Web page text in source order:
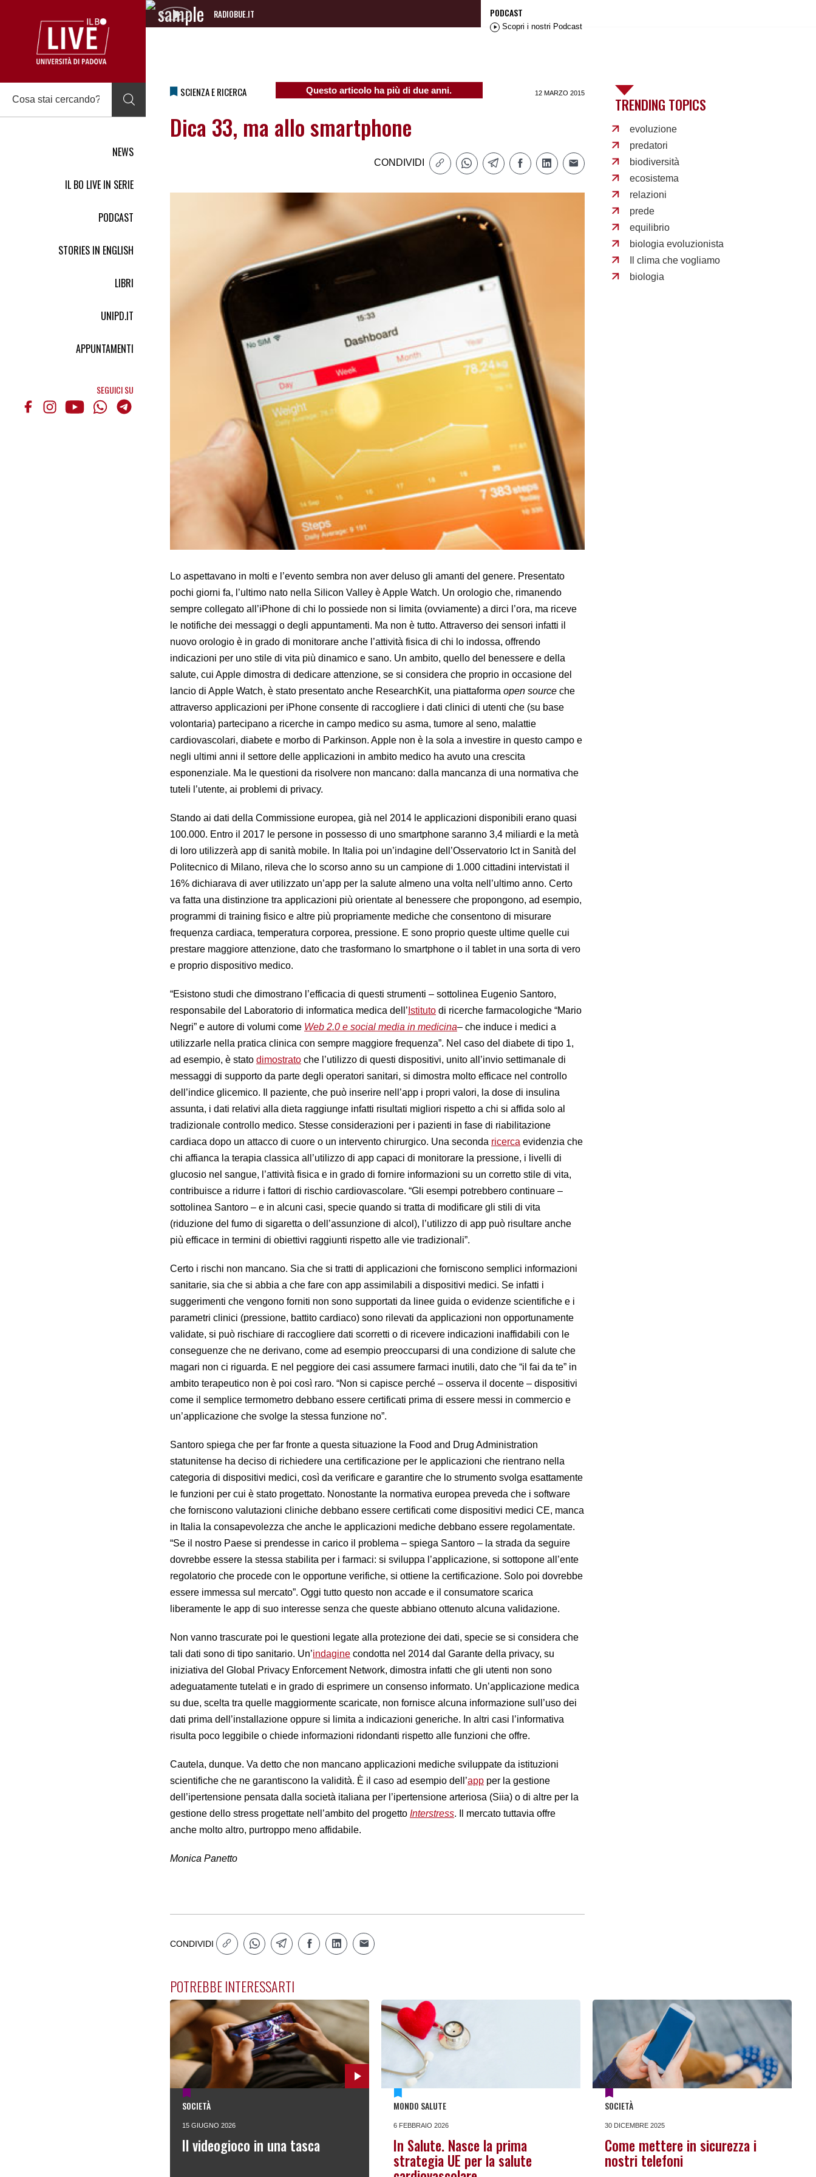
NEWS
IL BO LIVE IN SERIE
PODCAST
STORIES IN ENGLISH
LIBRI
UNIPD.IT
APPUNTAMENTI
SEGUICI SU
RADIOBUE.IT
Audio
PODCAST
Scopri i nostri Podcast
SCIENZA E RICERCA Questo articolo ha più di due anni. 12 MARZO 2015
Dica 33, ma allo smartphone
CONDIVIDI
Lo aspettavano in molti e l’evento sembra non aver deluso gli amanti del genere. Presentato
pochi giorni fa, l’ultimo nato nella Silicon Valley è Apple Watch. Un orologio che, rimanendo
sempre collegato all’iPhone di chi lo possiede non si limita (ovviamente) a dirci l’ora, ma riceve
le notifiche dei messaggi o degli appuntamenti. Ma non è tutto. Attraverso dei sensori infatti il
nuovo orologio è in grado di monitorare anche l’attività fisica di chi lo indossa, offrendo
indicazioni per uno stile di vita più dinamico e sano. Un ambito, quello del benessere e della
salute, cui Apple dimostra di dedicare attenzione, se si considera che proprio in occasione del
lancio di Apple Watch, è stato presentato anche ResearchKit, una piattaforma open source che
attraverso applicazioni per iPhone consente di raccogliere i dati clinici di utenti che (su base
volontaria) partecipano a ricerche in campo medico su asma, tumore al seno, malattie
cardiovascolari, diabete e morbo di Parkinson. Apple non è la sola a investire in questo campo e
negli ultimi anni il settore delle applicazioni in ambito medico ha avuto una crescita
esponenziale. Ma le questioni da risolvere non mancano: dalla mancanza di una normativa che
tuteli l’utente, ai problemi di privacy.
Stando ai dati della Commissione europea, già nel 2014 le applicazioni disponibili erano quasi
100.000. Entro il 2017 le persone in possesso di uno smartphone saranno 3,4 miliardi e la metà
di loro utilizzerà app di sanità mobile. In Italia poi un’indagine dell’Osservatorio Ict in Sanità del
Politecnico di Milano, rileva che lo scorso anno su un campione di 1.000 cittadini intervistati il
16% dichiarava di aver utilizzato un’app per la salute almeno una volta nell’ultimo anno. Certo
va fatta una distinzione tra applicazioni più orientate al benessere che propongono, ad esempio,
programmi di training fisico e altre più propriamente mediche che consentono di misurare
frequenza cardiaca, temperatura corporea, pressione. E sono proprio queste ultime quelle cui
prestare maggiore attenzione, dato che trasformano lo smartphone o il tablet in una sorta di vero
e proprio dispositivo medico.
“Esistono studi che dimostrano l’efficacia di questi strumenti – sottolinea Eugenio Santoro,
responsabile del Laboratorio di informatica medica dell’ Istituto di ricerche farmacologiche “Mario
Negri” e autore di volumi come Web 2.0 e social media in medicina– che induce i medici a
utilizzarle nella pratica clinica con sempre maggiore frequenza”. Nel caso del diabete di tipo 1,
ad esempio, è stato dimostrato che l’utilizzo di questi dispositivi, unito all’invio settimanale di
messaggi di supporto da parte degli operatori sanitari, si dimostra molto efficace nel controllo
dell’indice glicemico. Il paziente, che può inserire nell’app i propri valori, la dose di insulina
assunta, i dati relativi alla dieta raggiunge infatti risultati migliori rispetto a chi si affida solo al
tradizionale controllo medico. Stesse considerazioni per i pazienti in fase di riabilitazione
cardiaca dopo un attacco di cuore o un intervento chirurgico. Una seconda ricerca evidenzia che
chi affianca la terapia classica all’utilizzo di app capaci di monitorare la pressione, i livelli di
glucosio nel sangue, l’attività fisica e in grado di fornire informazioni su un corretto stile di vita,
contribuisce a ridurre i fattori di rischio cardiovascolare. “Gli esempi potrebbero continuare –
sottolinea Santoro – e in alcuni casi, specie quando si tratta di modificare gli stili di vita
(riduzione del fumo di sigaretta o dell’assunzione di alcol), l’utilizzo di app può risultare anche
più efficace in termini di obiettivi raggiunti rispetto alle vie tradizionali”.
Certo i rischi non mancano. Sia che si tratti di applicazioni che forniscono semplici informazioni
sanitarie, sia che si abbia a che fare con app assimilabili a dispositivi medici. Se infatti i
suggerimenti che vengono forniti non sono supportati da linee guida o evidenze scientifiche e i
parametri clinici (pressione, battito cardiaco) sono rilevati da applicazioni non opportunamente
validate, si può rischiare di raccogliere dati scorretti o di ricevere indicazioni inaffidabili con le
conseguenze che ne derivano, come ad esempio preoccuparsi di una condizione di salute che
magari non ci riguarda. E nel peggiore dei casi assumere farmaci inutili, dato che “il fai da te” in
ambito terapeutico non è poi così raro. “Non si capisce perché – osserva il docente – dispositivi
come il semplice termometro debbano essere certificati prima di essere messi in commercio e
un’applicazione che svolge la stessa funzione no”.
Santoro spiega che per far fronte a questa situazione la Food and Drug Administration
statunitense ha deciso di richiedere una certificazione per le applicazioni che rientrano nella
categoria di dispositivi medici, così da verificare e garantire che lo strumento svolga esattamente
le funzioni per cui è stato progettato. Nonostante la normativa europea preveda che i software
che forniscono valutazioni cliniche debbano essere certificati come dispositivi medici CE, manca
in Italia la consapevolezza che anche le applicazioni mediche debbano essere regolamentate.
“Se il nostro Paese si prendesse in carico il problema – spiega Santoro – la strada da seguire
dovrebbe essere la stessa stabilita per i farmaci: si sviluppa l’applicazione, si sottopone all’ente
regolatorio che procede con le opportune verifiche, si ottiene la certificazione. Solo poi dovrebbe
essere immessa sul mercato”. Oggi tutto questo non accade e il consumatore scarica
liberamente le app di suo interesse senza che queste abbiano ottenuto alcuna validazione.
Non vanno trascurate poi le questioni legate alla protezione dei dati, specie se si considera che
tali dati sono di tipo sanitario. Un’indagine condotta nel 2014 dal Garante della privacy, su
iniziativa del Global Privacy Enforcement Network, dimostra infatti che gli utenti non sono
adeguatamente tutelati e in grado di esprimere un consenso informato. Un’applicazione medica
su due, scelta tra quelle maggiormente scaricate, non fornisce alcuna informazione sull’uso dei
dati prima dell’installazione oppure si limita a indicazioni generiche. In altri casi l’informativa
risulta poco leggibile o chiede informazioni ridondanti rispetto alle funzioni che offre.
Cautela, dunque. Va detto che non mancano applicazioni mediche sviluppate da istituzioni
scientifiche che ne garantiscono la validità. È il caso ad esempio dell’app per la gestione
dell’ipertensione pensata dalla società italiana per l’ipertensione arteriosa (Siia) o di altre per la
gestione dello stress progettate nell’ambito del progetto Interstress. Il mercato tuttavia offre
anche molto altro, purtroppo meno affidabile.
Monica Panetto
CONDIVIDI
TRENDING TOPICS
evoluzione
predatori
biodiversità
ecosistema
relazioni
prede
equilibrio
biologia evoluzionista
Il clima che vogliamo
biologia
POTREBBE INTERESSARTI
SOCIETÀ
15 GIUGNO 2026
Il videogioco in una tasca
MONDO SALUTE
6 FEBBRAIO 2026
In Salute. Nasce la prima
strategia UE per la salute
SOCIETÀ
30 DICEMBRE 2025
Come mettere in sicurezza i
nostri telefoni